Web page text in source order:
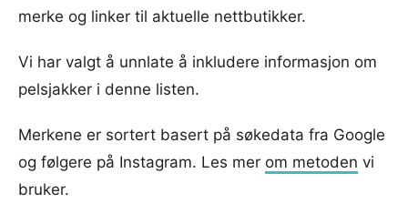
merke og linker til aktuelle nettbutikker.
Vi har valgt å unnlate å inkludere informasjon om
pelsjakker i denne listen.
Merkene er sortert basert på søkedata fra Google
og følgere på Instagram. Les mer om metoden vi
bruker.